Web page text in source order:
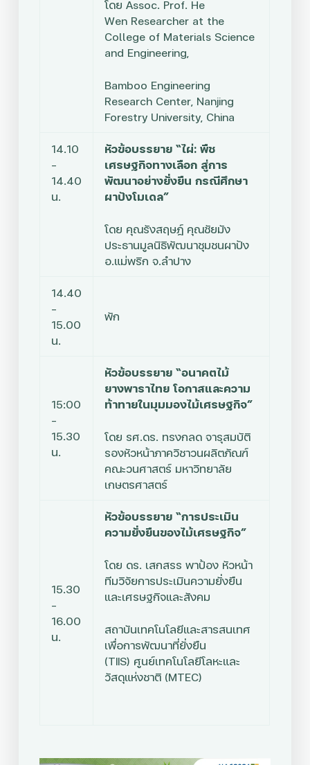
โดย Assoc. Prof. He
Wen Researcher at the
College of Materials Science
and Engineering,
Bamboo Engineering
Research Center, Nanjing
Forestry University, China
14.10
–
14.40
น.
หัวข้อบรรยาย “ไผ่: พืช
เศรษฐกิจทางเลือก สู่การ
พัฒนาอย่างยั่งยืน กรณีศึกษา
ผาปังโมเดล”
โดย คุณรังสฤษฎ์ คุณชัยมัง
ประธานมูลนิธิพัฒนาชุมชนผาปัง
อ.แม่พริก จ.ลำปาง
14.40
–
15.00
น.
พัก
15:00
–
15.30
น.
หัวข้อบรรยาย “อนาคตไม้
ยางพาราไทย โอกาสและความ
ท้าทายในมุมมองไม้เศรษฐกิจ”
โดย รศ.ดร. ทรงกลด จารุสมบัติ
รองหัวหน้าภาควิชาวนผลิตภัณฑ์
คณะวนศาสตร์ มหาวิทยาลัย
เกษตรศาสตร์
15.30
–
16.00
น.
หัวข้อบรรยาย “การประเมิน
ความยั่งยืนของไม้เศรษฐกิจ”
โดย ดร. เสกสรร พาป้อง หัวหน้า
ทีมวิจัยการประเมินความยั่งยืน
และเศรษฐกิจและสังคม
สถาบันเทคโนโลยีและสารสนเทศ
เพื่อการพัฒนาที่ยั่งยืน
(TIIS) ศูนย์เทคโนโลยีโลหะและ
วัสดุแห่งชาติ (MTEC)